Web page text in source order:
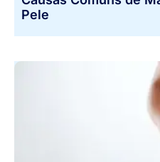
Pele